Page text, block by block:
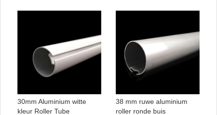
30mm Aluminium witte
kleur Roller Tube
38 mm ruwe aluminium
roller ronde buis